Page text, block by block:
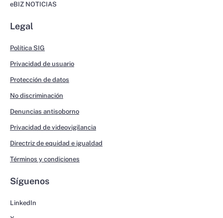
eBIZ NOTICIAS
Legal
Política SIG
Privacidad de usuario
Protección de datos
No discriminación
Denuncias antisoborno
Privacidad de videovigilancia
Directriz de equidad e igualdad
Términos y condiciones
Síguenos
LinkedIn